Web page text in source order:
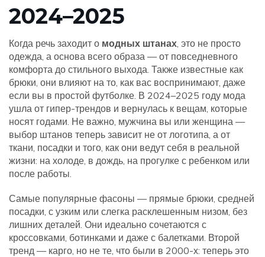
2024–2025
Когда речь заходит о модных штанах, это не просто
одежда, а основа всего образа — от повседневного
комфорта до стильного выхода. Также известные как
брюки, они влияют на то, как вас воспринимают, даже
если вы в простой футболке. В 2024–2025 году мода
ушла от гипер-трендов и вернулась к вещам, которые
носят годами. Не важно, мужчина вы или женщина —
выбор штанов теперь зависит не от логотипа, а от
ткани, посадки и того, как они ведут себя в реальной
жизни: на холоде, в дождь, на прогулке с ребенком или
после работы.
Самые популярные фасоны — прямые брюки, средней
посадки, с узким или слегка расклешенным низом, без
лишних деталей. Они идеально сочетаются с
кроссовками, ботинками и даже с балетками. Второй
тренд — карго, но не те, что были в 2000-х: теперь это